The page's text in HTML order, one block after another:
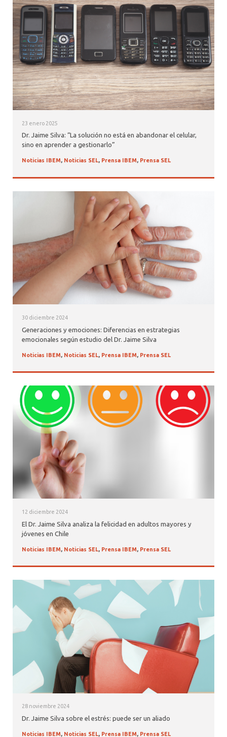
23 enero 2025
Dr. Jaime Silva: “La solución no está en abandonar el celular,
sino en aprender a gestionarlo”
Noticias IBEM, Noticias SEL, Prensa IBEM, Prensa SEL
30 diciembre 2024
Generaciones y emociones: Diferencias en estrategias
emocionales según estudio del Dr. Jaime Silva
Noticias IBEM, Noticias SEL, Prensa IBEM, Prensa SEL
12 diciembre 2024
El Dr. Jaime Silva analiza la felicidad en adultos mayores y
jóvenes en Chile
Noticias IBEM, Noticias SEL, Prensa IBEM, Prensa SEL
28 noviembre 2024
Dr. Jaime Silva sobre el estrés: puede ser un aliado
Noticias IBEM, Noticias SEL, Prensa IBEM, Prensa SEL